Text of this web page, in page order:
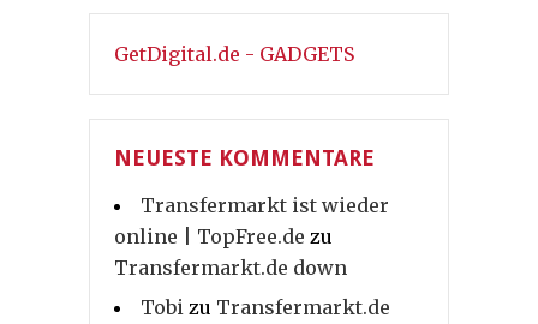
GetDigital.de - GADGETS
NEUESTE KOMMENTARE
Transfermarkt ist wieder
online | TopFree.de zu
Transfermarkt.de down
Tobi zu Transfermarkt.de